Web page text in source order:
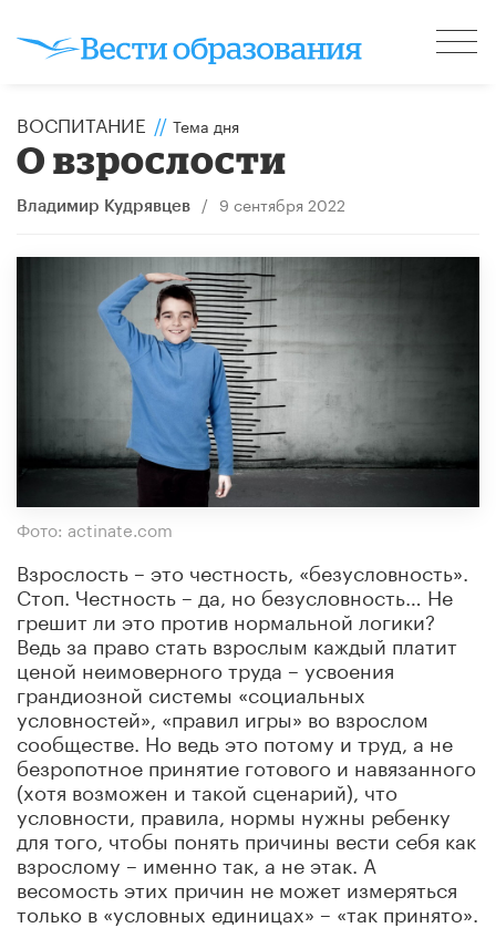
ВОСПИТАНИЕ // Тема дня
О взрослости
Владимир Кудрявцев / 9 сентября 2022
Фото: actinate.com
Взрослость – это честность, «безусловность».
Стоп. Честность – да, но безусловность… Не
грешит ли это против нормальной логики?
Ведь за право стать взрослым каждый платит
ценой неимоверного труда – усвоения
грандиозной системы «социальных
условностей», «правил игры» во взрослом
сообществе. Но ведь это потому и труд, а не
безропотное принятие готового и навязанного
(хотя возможен и такой сценарий), что
условности, правила, нормы нужны ребенку
для того, чтобы понять причины вести себя как
взрослому – именно так, а не этак. А
весомость этих причин не может измеряться
только в «условных единицах» – «так принято».